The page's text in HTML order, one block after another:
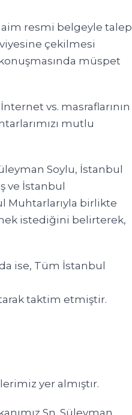
resmi belgeyle talep
çekilmesi
müspet
vs. masraflarının
mutlu
Soylu, İstanbul
ve İstanbul
Muhtarlarıyla birlikte
istediğini belirterek,
ise, Tüm İstanbul
taktim etmiştir.
yer almıştır.
Sn. Süleyman